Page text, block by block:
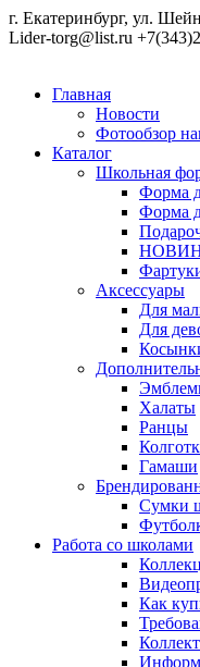
г. Екатеринбург, ул.
Lider-torg@list.ru
Главная
Новости
Фотообзор
Каталог
Школьная
Форма
Форма
Аксессуары
Для
Для
Халаты
Ранцы
Гамаши
Сумки
Работа со школами
Как